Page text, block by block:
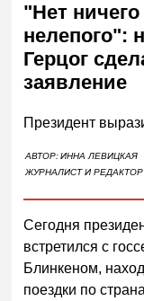
"Нет
нелепого":
Герцог
заявление
Президент
АВТОР:ИННА ЛЕВИЦКАЯ
ЖУРНАЛИСТ И РЕДАКТОР
Сегодня
встретился с
Блинкеном,
поездки по